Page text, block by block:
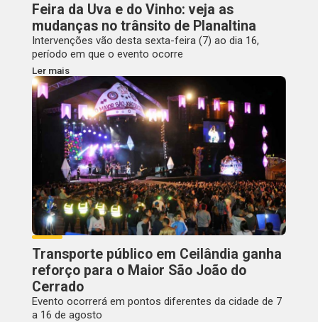
Feira da Uva e do Vinho: veja as
mudanças no trânsito de Planaltina
Intervenções vão desta sexta-feira (7) ao dia 16,
período em que o evento ocorre
Ler mais
Transporte público em Ceilândia ganha
reforço para o Maior São João do
Cerrado
Evento ocorrerá em pontos diferentes da cidade de 7
a 16 de agosto